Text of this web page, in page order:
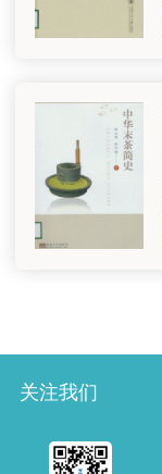
关注我们